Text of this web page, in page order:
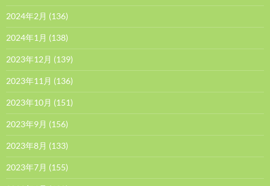
2024年2月 (136)
2024年1月 (138)
2023年12月 (139)
2023年11月 (136)
2023年10月 (151)
2023年9月 (156)
2023年8月 (133)
2023年7月 (155)